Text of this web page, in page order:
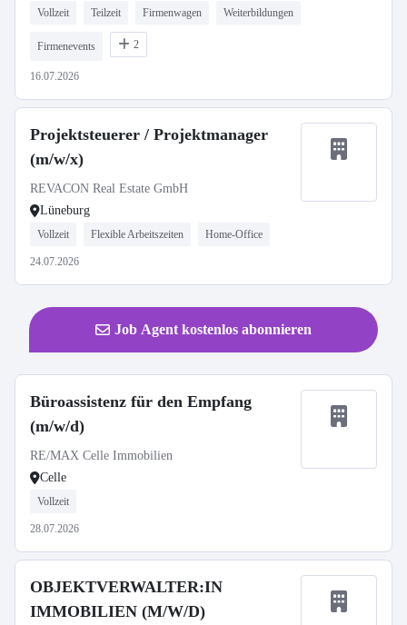
Vollzeit Teilzeit Firmenwagen Weiterbildungen
Firmenevents 2
16.07.2026
Projektsteuerer / Projektmanager
(m/w/x)
REVACON Real Estate GmbH
Lüneburg
Vollzeit Flexible Arbeitszeiten Home-Office
24.07.2026
Job Agent kostenlos abonnieren
Büroassistenz für den Empfang
(m/w/d)
RE/MAX Celle Immobilien
Celle
Vollzeit
28.07.2026
OBJEKTVERWALTER:IN
IMMOBILIEN (M/W/D)